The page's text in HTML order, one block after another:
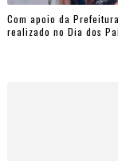
Com apoio da
realizado no Dia dos